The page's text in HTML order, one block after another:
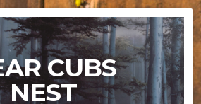
CUBS
NEST